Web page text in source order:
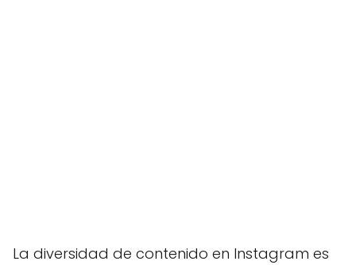
La diversidad de contenido en Instagram es